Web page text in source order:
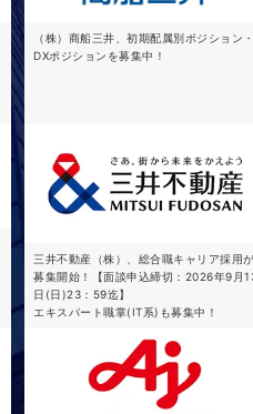
（株）商船三井、初期配属別ポジション
DXポジションを募集中！
三井不動産（株）、総合職キャリア採用
募集開始！【面談申込締切：2026年9月
日(日)23：59迄】
エキスパート職掌(IT系)も募集中！